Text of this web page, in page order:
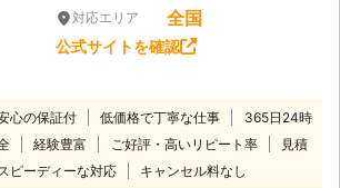
対応エリア 全国
公式サイトを確認
心の保証付 低価格で丁寧な仕事
365日24時
経験豊富 ご好評・高いリピート率
見積
ピーディーな対応 キャンセル料なし